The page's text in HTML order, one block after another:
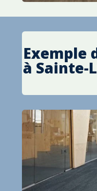
Exemple
à Sainte-